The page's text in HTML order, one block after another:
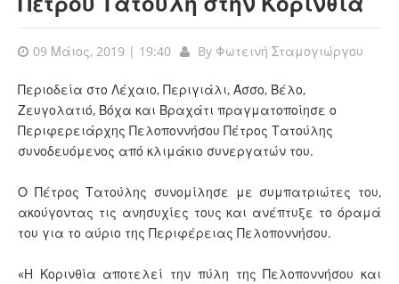
09 Μάιος, 2019 | 19:40 By Φωτεινή Σταμογιώργου
Περιοδεία στο Λέχαιο, Περιγιάλι, Άσσο, Βέλο,
Ζευγολατιό, Βόχα και Βραχάτι πραγματοποίησε ο
Περιφερειάρχης Πελοποννήσου Πέτρος Τατούλης
συνοδευόμενος από κλιμάκιο συνεργατών του.
Ο Πέτρος Τατούλης συνομίλησε με συμπατριώτες του,
ακούγοντας τις ανησυχίες τους και ανέπτυξε το όραμά
του για το αύριο της Περιφέρειας Πελοποννήσου.
«Η Κορινθία αποτελεί την πύλη της Πελοποννήσου και